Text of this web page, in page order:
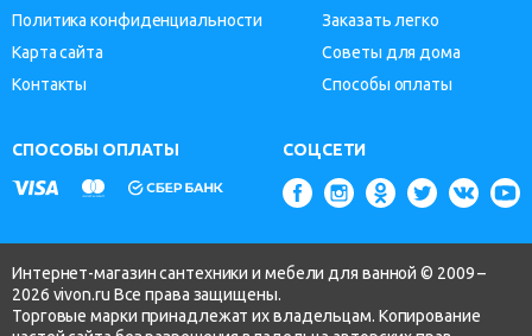
Политика конфиденциальности
Карта сайта
Контакты
Заказать легко
Советы для дома
Способы оплаты
СПОСОБЫ ОПЛАТЫ СОЦСЕТИ
Интернет-магазин сантехники и мебели для ванной © 2009 –
2026 vivon.ru Все права защищены.
Торговые марки принадлежат их владельцам. Копирование